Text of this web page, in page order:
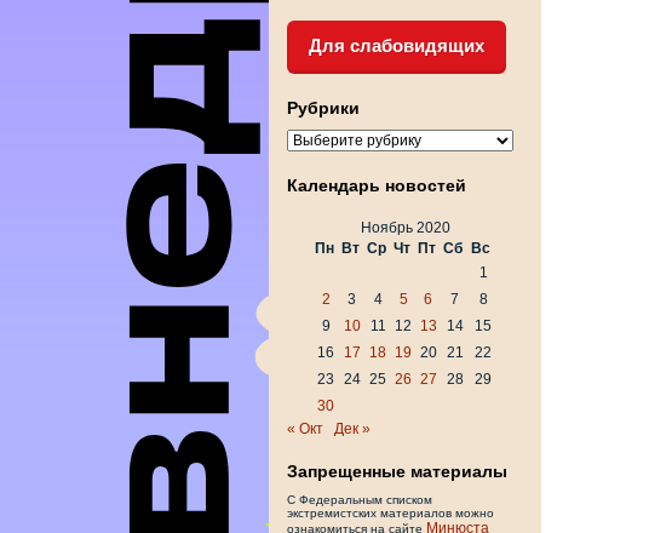
Для слабовидящих
Рубрики
Рубрики
Календарь новостей
Ноябрь 2020
Пн Вт Ср Чт Пт Сб
Вс
1
2
3 4 5 6 7
8
9
10 11 12 13 14
15
16
17 18 19 20 21
22
23
24 25 26 27 28
29
30
« Окт
Дек »
Запрещенные материалы
С Федеральным списком
экстремистских материалов можно
ознакомиться на сайте Минюста